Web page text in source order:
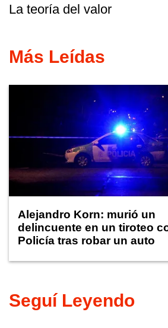
La teoría del valor
Más Leídas
Alejandro Korn: murió un
delincuente en un tiroteo
Policía tras robar un auto
Seguí Leyendo